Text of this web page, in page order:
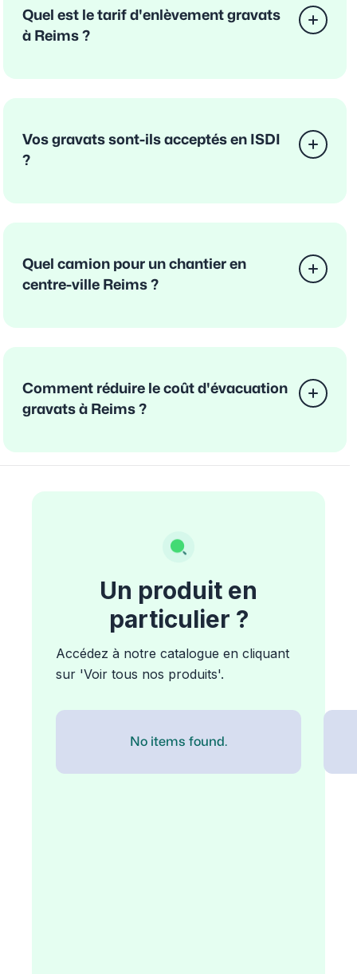
Quel est le tarif d'enlèvement gravats
à Reims ?
Vos gravats sont-ils acceptés en ISDI
?
Quel camion pour un chantier en
centre-ville Reims ?
Comment réduire le coût d'évacuation
gravats à Reims ?
Un produit en
particulier ?
Accédez à notre catalogue en cliquant
sur 'Voir tous nos produits'.
No items found.